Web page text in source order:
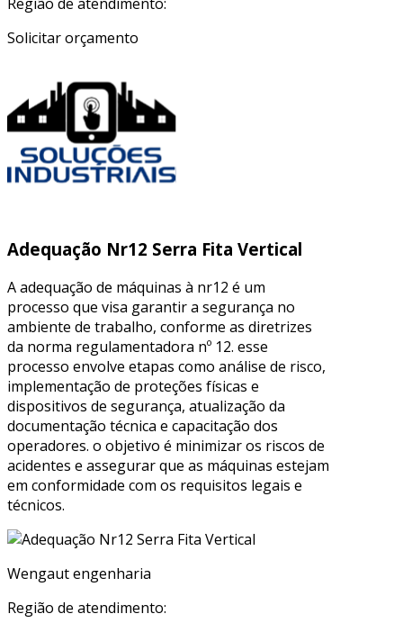
Solicitar orçamento
Adequação Nr12 Serra Fita Vertical
A adequação de máquinas à nr12 é um
processo que visa garantir a segurança no
ambiente de trabalho, conforme as diretrizes
da norma regulamentadora nº 12. esse
processo envolve etapas como análise de risco,
implementação de proteções físicas e
dispositivos de segurança, atualização da
documentação técnica e capacitação dos
operadores. o objetivo é minimizar os riscos de
acidentes e assegurar que as máquinas estejam
em conformidade com os requisitos legais e
técnicos.
Wengaut engenharia
Região de atendimento: